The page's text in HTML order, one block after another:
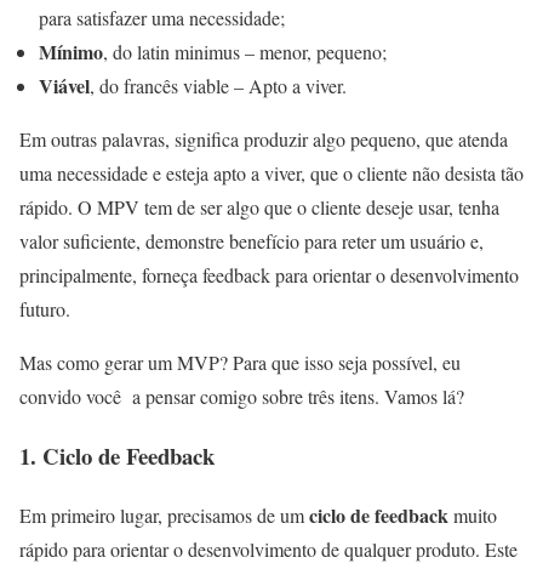
para satisfazer uma necessidade;
Mínimo, do latin minimus – menor, pequeno;
Viável, do francês viable – Apto a viver.
Em outras palavras, significa produzir algo pequeno, que atenda
uma necessidade e esteja apto a viver, que o cliente não desista tão
rápido. O MPV tem de ser algo que o cliente deseje usar, tenha
valor suficiente, demonstre benefício para reter um usuário e,
principalmente, forneça feedback para orientar o desenvolvimento
futuro.
Mas como gerar um MVP? Para que isso seja possível, eu
convido você a pensar comigo sobre três itens. Vamos lá?
1. Ciclo de Feedback
Em primeiro lugar, precisamos de umciclo de feedbackmuito
rápido para orientar o desenvolvimento de qualquer produto. Este